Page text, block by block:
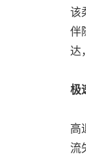
该
伴
达
极
高
流